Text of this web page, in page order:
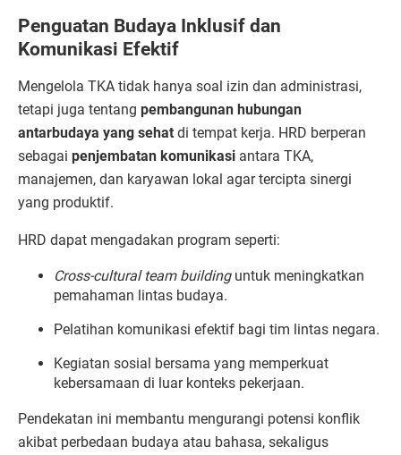
Penguatan Budaya Inklusif dan
Komunikasi Efektif
Mengelola TKA tidak hanya soal izin dan administrasi,
tetapi juga tentang pembangunan hubungan
antarbudaya yang sehat di tempat kerja. HRD berperan
sebagai penjembatan komunikasi antara TKA,
manajemen, dan karyawan lokal agar tercipta sinergi
yang produktif.
HRD dapat mengadakan program seperti:
Cross-cultural team buildinguntuk meningkatkan
pemahaman lintas budaya.
Pelatihan komunikasi efektif bagi tim lintas negara.
Kegiatan sosial bersama yang memperkuat
kebersamaan di luar konteks pekerjaan.
Pendekatan ini membantu mengurangi potensi konflik
akibat perbedaan budaya atau bahasa, sekaligus